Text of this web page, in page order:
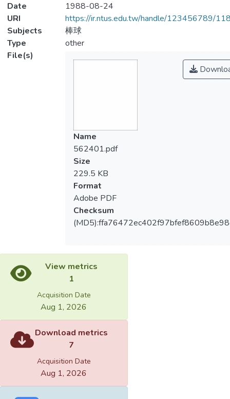
Date
1988-08-24
URI
https://ir.ntus.edu.tw/handle/123456789/
Subjects
棒球
Type
other
File(s)
Name
562401.pdf
Size
229.5 KB
Format
Adobe PDF
Checksum
View metrics
1
Acquisition Date
Aug 1, 2026
Download metrics
7
Acquisition Date
Aug 1, 2026